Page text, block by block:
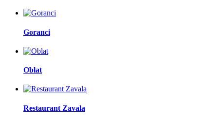
Goranci
Oblat
Restaurant Zavala